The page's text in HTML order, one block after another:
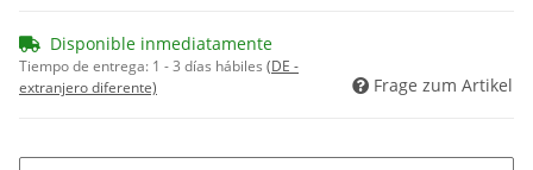
Disponible inmediatamente
Tiempo de entrega: 1 - 3 días hábiles (DE -
extranjero diferente)
Frage zum Artikel